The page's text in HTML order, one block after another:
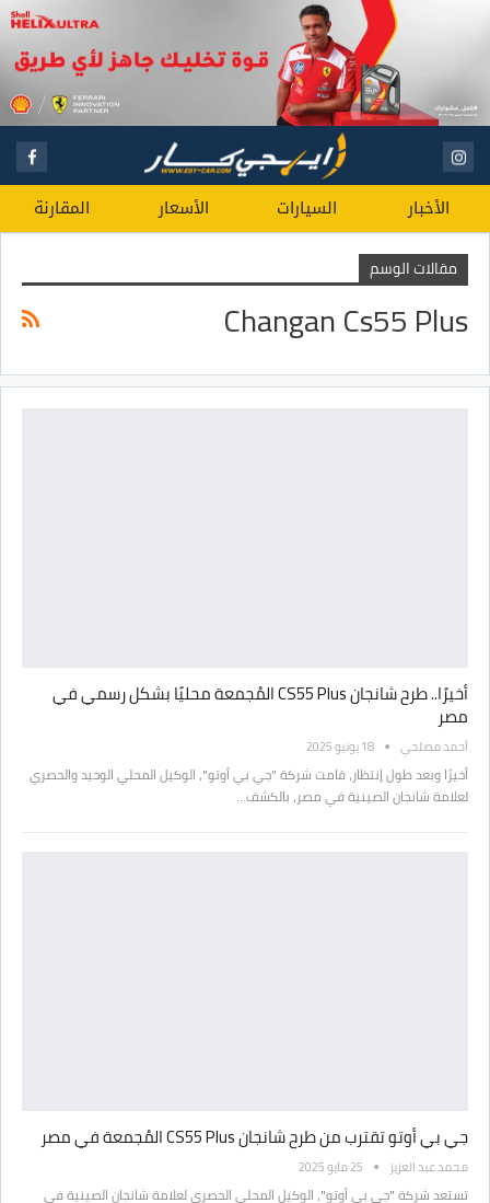
الأخبار السيارات الأسعار المقارنة
مقالات الوسم
Changan Cs55 Plus
أخيرًا.. طرح شانجان CS55 Plus المُجمعة محليًا بشكل رسمي في
مصر
أحمد مصلحي 18 يونيو 2025
أخيرًا وبعد طول إنتظار، قامت شركة "جي بي أوتو"، الوكيل المحلي الوحيد والحصري
لعلامة شانجان الصينية في مصر، بالكشف…
جي بي أوتو تقترب من طرح شانجان CS55 Plus المُجمعة في مصر
محمد عبد العزيز 25 مايو 2025
تستعد شركة "جي بي أوتو"، الوكيل المحلي الحصري لعلامة شانجان الصينية في